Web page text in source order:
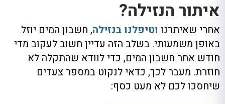
איתור הנזילה?
אחרי שאיתרנו וטיפלנו בנזילה, חשבון המים יוזל
באופן משמעותי. בשלב הזה עדיין חשוב לעקוב מדי
חודש אחר חשבון המים, כדי לוודא שהתקלה לא
חוזרת. מעבר לכך, כדאי לנקוט במספר צעדים
שיחסכו לכם לא מעט כסף: